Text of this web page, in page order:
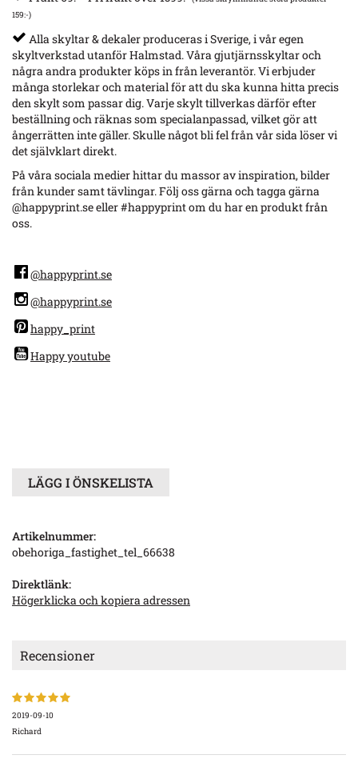
159:-)
Alla skyltar & dekaler produceras i Sverige, i vår egen
skyltverkstad utanför Halmstad. Våra gjutjärnsskyltar och
några andra produkter köps in från leverantör. Vi erbjuder
många storlekar och material för att du ska kunna hitta precis
den skylt som passar dig. Varje skylt tillverkas därför efter
beställning och räknas som specialanpassad, vilket gör att
ångerrätten inte gäller. Skulle något bli fel från vår sida löser vi
det självklart direkt.
På våra sociala medier hittar du massor av inspiration, bilder
från kunder samt tävlingar. Följ oss gärna och tagga gärna
@happyprint.se eller #happyprint om du har en produkt från
oss.
@happyprint.se
@happyprint.se
happy_print
Happy youtube
LÄGG I ÖNSKELISTA
Artikelnummer:
obehoriga_fastighet_tel_66638
Direktlänk:
Högerklicka och kopiera adressen
Recensioner
2019-09-10
Richard